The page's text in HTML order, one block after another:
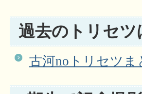
過去のトリセツ
古河noトリセツま